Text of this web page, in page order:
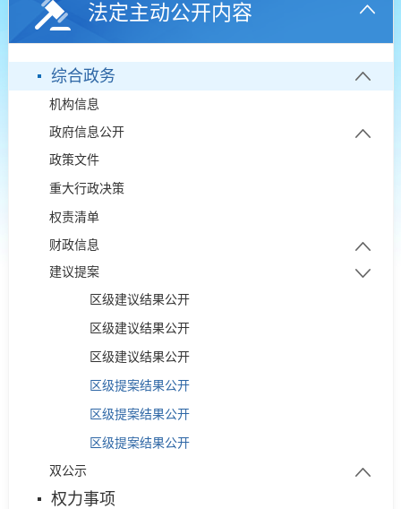
法定主动公开内容
综合政务
机构信息
政府信息公开
政府信息公开年报
依申请公开
政府开放日
政策文件
重大行政决策
权责清单
财政信息
部门预决算
预算绩效管理
建议提案
区级建议结果公开
区级建议结果公开
区级建议结果公开
区级提案结果公开
区级提案结果公开
区级提案结果公开
双公示
行政许可
权力事项